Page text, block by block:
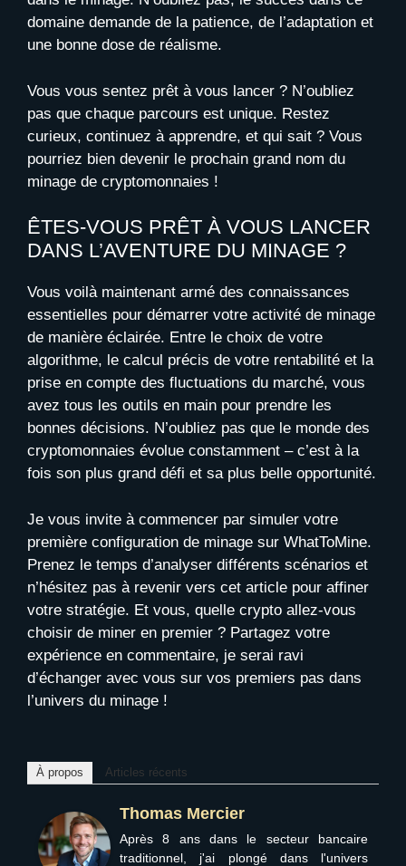
domaine demande de la patience, de l’adaptation et
une bonne dose de réalisme.
Vous vous sentez prêt à vous lancer ? N’oubliez
pas que chaque parcours est unique. Restez
curieux, continuez à apprendre, et qui sait ? Vous
pourriez bien devenir le prochain grand nom du
minage de cryptomonnaies !
ÊTES-VOUS PRÊT À VOUS LANCER
DANS L’AVENTURE DU MINAGE ?
Vous voilà maintenant armé des connaissances
essentielles pour démarrer votre activité de minage
de manière éclairée. Entre le choix de votre
algorithme, le calcul précis de votre rentabilité et la
prise en compte des fluctuations du marché, vous
avez tous les outils en main pour prendre les
bonnes décisions. N’oubliez pas que le monde des
cryptomonnaies évolue constamment – c’est à la
fois son plus grand défi et sa plus belle opportunité.
Je vous invite à commencer par simuler votre
première configuration de minage sur WhatToMine.
Prenez le temps d’analyser différents scénarios et
n’hésitez pas à revenir vers cet article pour affiner
votre stratégie. Et vous, quelle crypto allez-vous
choisir de miner en premier ? Partagez votre
expérience en commentaire, je serai ravi
d’échanger avec vous sur vos premiers pas dans
l’univers du minage !
À propos Articles récents
Thomas Mercier
Après 8 ans dans le secteur bancaire
traditionnel, j'ai plongé dans l'univers